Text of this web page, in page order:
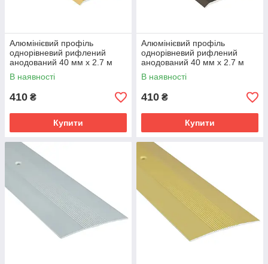
Алюмінієвий профіль
однорівневий рифлений
анодований 40 мм х 2.7 м
золото
В наявності
410 ₴
Купити
Алюмінієвий профіль
однорівневий рифлений
анодований 40 мм х 2.7 м
бронза
В наявності
410 ₴
Купити